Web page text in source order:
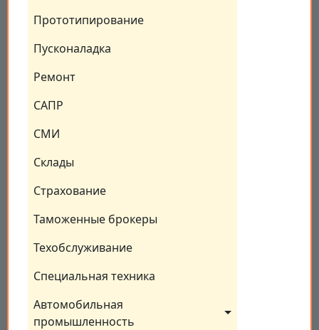
Прототипирование
Пусконаладка
Ремонт
САПР
СМИ
Склады
Страхование
Таможенные брокеры
Техобслуживание
Специальная техника
Автомобильная
промышленность